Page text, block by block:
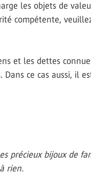
les objets de
compétente,
et les dettes
ce cas aussi, il
précieux bijoux de
rien.